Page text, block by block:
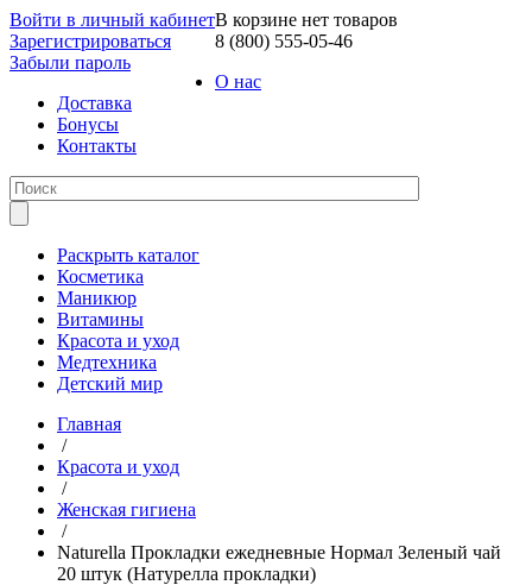
Войти в личный кабинет
Зарегистрироваться
Забыли пароль
В корзине нет товаров
8 (800) 555-05-46
О нас
Доставка
Бонусы
Контакты
Раскрыть каталог
Косметика
Маникюр
Витамины
Красота и уход
Медтехника
Детский мир
Главная
/
Красота и уход
/
Женская гигиена
/
Naturella Прокладки ежедневные Нормал Зеленый чай
20 штук (Натурелла прокладки)